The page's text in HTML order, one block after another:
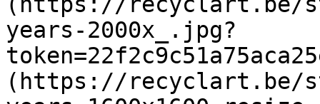
years-2000x_.jpg?
(https://recyclart.be/